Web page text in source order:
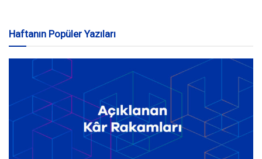
Haftanın Popüler Yazıları